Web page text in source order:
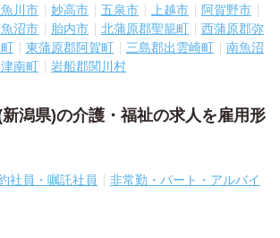
川市 妙高市 五泉市 上越市
阿賀野市
沼市 胎内市 北蒲原郡聖籠町
西蒲原郡弥
東蒲原郡阿賀町 三島郡出雲崎町
南魚沼
南町 岩船郡関川村
潟県)の介護・福祉の求人を雇用形
社員・嘱託社員
非常勤・パート・アルバイ